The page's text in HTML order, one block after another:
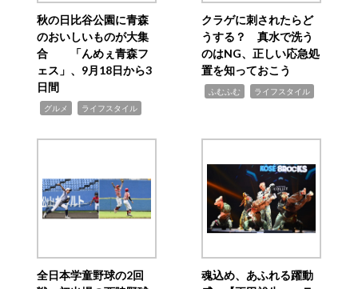
秋の日比谷公園に青森
のおいしいものが大集
合 「んめぇ青森フ
ェス」、9月18日から3
日間
グルメ ライフスタイル
クラゲに刺されたらど
うする？ 真水で洗う
のはNG、正しい応急処
置を知っておこう
ふむふむ ライフスタイル
全日本学童野球の2回
魂込め、あふれる躍動